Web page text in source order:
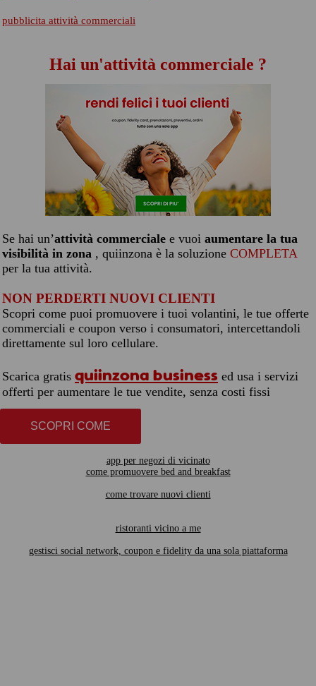
pubblicita attività commerciali
Hai un'attività commerciale ?
Se hai un’attività commerciale e vuoi aumentare la tua
visibilità in zona , quiinzona è la soluzione COMPLETA
per la tua attività.
NON PERDERTI NUOVI CLIENTI
Scopri come puoi promuovere i tuoi volantini, le tue offerte
commerciali e coupon verso i consumatori, intercettandoli
direttamente sul loro cellulare.
Scarica gratis quiinzona business ed usa i servizi
offerti per aumentare le tue vendite, senza costi fissi
SCOPRI COME
app per negozi di vicinato
come promuovere bed and breakfast
come trovare nuovi clienti
ristoranti vicino a me
gestisci social network, coupon e fidelity da una sola piattaforma